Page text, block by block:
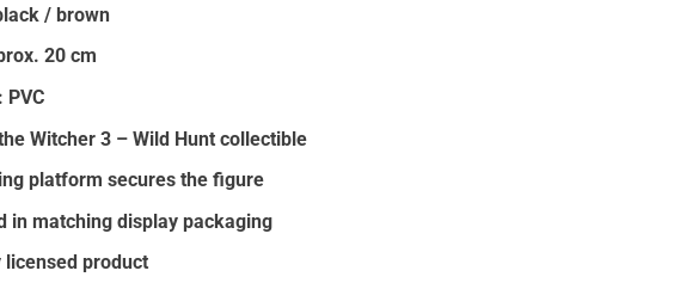
τιμή
είναι:
/ brown
20 cm
PVC
Witcher 3 – Wild Hunt collectible
platform secures the figure
in matching display packaging
licensed product